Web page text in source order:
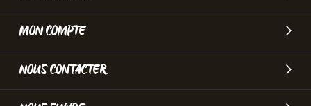
MON COMPTE
NOUS CONTACTER